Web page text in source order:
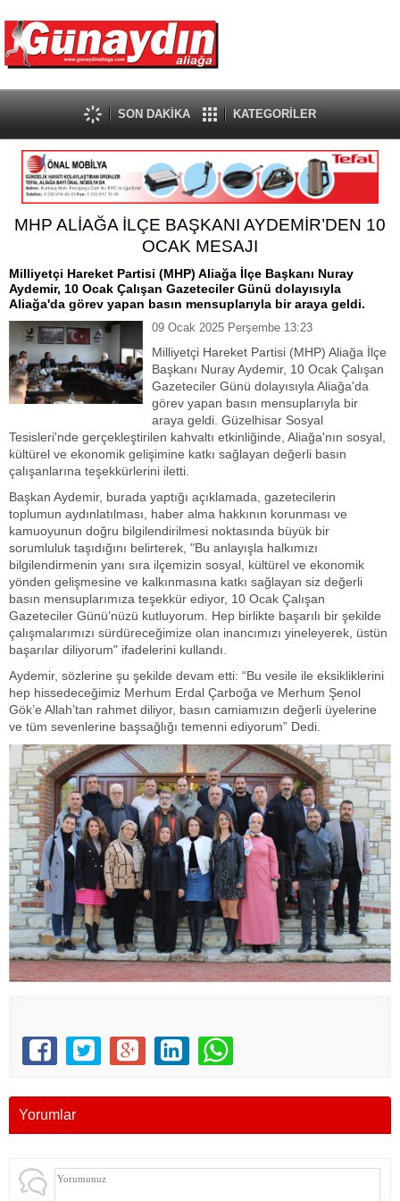
SON DAKİKA KATEGORİLER
MHP ALİAĞA İLÇE BAŞKANI AYDEMİR’DEN 10
OCAK MESAJI
Milliyetçi Hareket Partisi (MHP) Aliağa İlçe Başkanı Nuray
Aydemir, 10 Ocak Çalışan Gazeteciler Günü dolayısıyla
Aliağa'da görev yapan basın mensuplarıyla bir araya geldi.
09 Ocak 2025 Perşembe 13:23
Milliyetçi Hareket Partisi (MHP) Aliağa İlçe
Başkanı Nuray Aydemir, 10 Ocak Çalışan
Gazeteciler Günü dolayısıyla Aliağa'da
görev yapan basın mensuplarıyla bir
araya geldi. Güzelhisar Sosyal
Tesisleri'nde gerçekleştirilen kahvaltı etkinliğinde, Aliağa'nın sosyal,
kültürel ve ekonomik gelişimine katkı sağlayan değerli basın
çalışanlarına teşekkürlerini iletti.
Başkan Aydemir, burada yaptığı açıklamada, gazetecilerin
toplumun aydınlatılması, haber alma hakkının korunması ve
kamuoyunun doğru bilgilendirilmesi noktasında büyük bir
sorumluluk taşıdığını belirterek, "Bu anlayışla halkımızı
bilgilendirmenin yanı sıra ilçemizin sosyal, kültürel ve ekonomik
yönden gelişmesine ve kalkınmasına katkı sağlayan siz değerli
basın mensuplarımıza teşekkür ediyor, 10 Ocak Çalışan
Gazeteciler Günü’nüzü kutluyorum. Hep birlikte başarılı bir şekilde
çalışmalarımızı sürdüreceğimize olan inancımızı yineleyerek, üstün
başarılar diliyorum" ifadelerini kullandı.
Aydemir, sözlerine şu şekilde devam etti: “Bu vesile ile eksikliklerini
hep hissedeceğimiz Merhum Erdal Çarboğa ve Merhum Şenol
Gök’e Allah’tan rahmet diliyor, basın camiamızın değerli üyelerine
ve tüm sevenlerine başsağlığı temenni ediyorum” Dedi.
Yorumlar